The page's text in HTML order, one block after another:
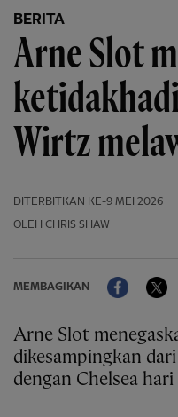
BERITA
Arne Slot
Wirtz
DITERBITKAN KE-9 MEI 2026
OLEH CHRIS SHAW
MEMBAGIKAN
Arne Slot menegaskan Florian Wirtz
dikesampingkan
dengan Chelsea